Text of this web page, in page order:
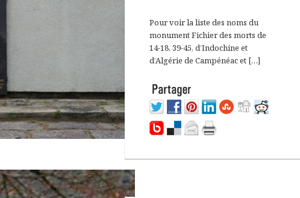
Pour voir la liste des noms du
monument Fichier des morts de
14-18, 39-45, d’Indochine et
d’Algérie de Campénéac et […]